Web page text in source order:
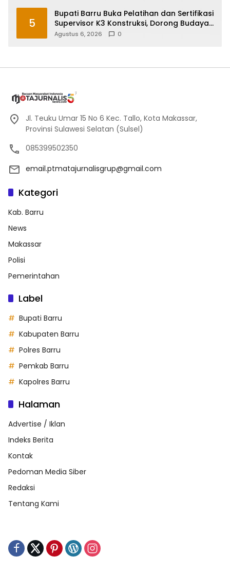
5
Bupati Barru Buka Pelatihan dan Sertifikasi
Supervisor K3 Konstruksi, Dorong Budaya
Zero Accident
Agustus 6, 2026 0
Jl. Teuku Umar 15 No 6 Kec. Tallo, Kota Makassar,
Provinsi Sulawesi Selatan (Sulsel)
085399502350
email.ptmatajurnalisgrup@gmail.com
Kategori
Kab. Barru
News
Makassar
Polisi
Pemerintahan
Label
Bupati Barru
Kabupaten Barru
Polres Barru
Pemkab Barru
Kapolres Barru
Halaman
Advertise / Iklan
Indeks Berita
Kontak
Pedoman Media Siber
Redaksi
Tentang Kami